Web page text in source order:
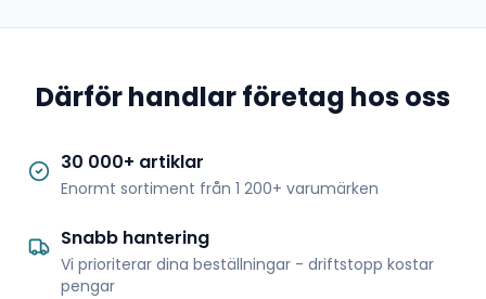
Därför handlar företag hos oss
30 000+ artiklar
Enormt sortiment från 1 200+ varumärken
Snabb hantering
Vi prioriterar dina beställningar - driftstopp kostar
pengar